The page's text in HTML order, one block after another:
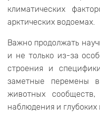
климатических
арктических водоемах.
Важно продолжать
и не только из-за
строения и
заметные перемены
животных сообществ,
наблюдения и